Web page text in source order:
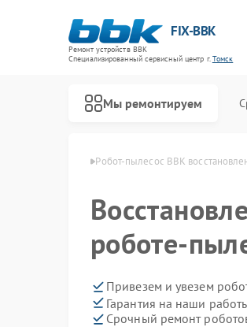
FIX-BBK
Ремонт устройств BBK
Специализированный cервисный центр г.Томск
Мы ремонтируем
BBK в Томске Робот-пылесос BBK
роботе-
Привезем и увезем
Гарантия на наши
Срочный ремонт